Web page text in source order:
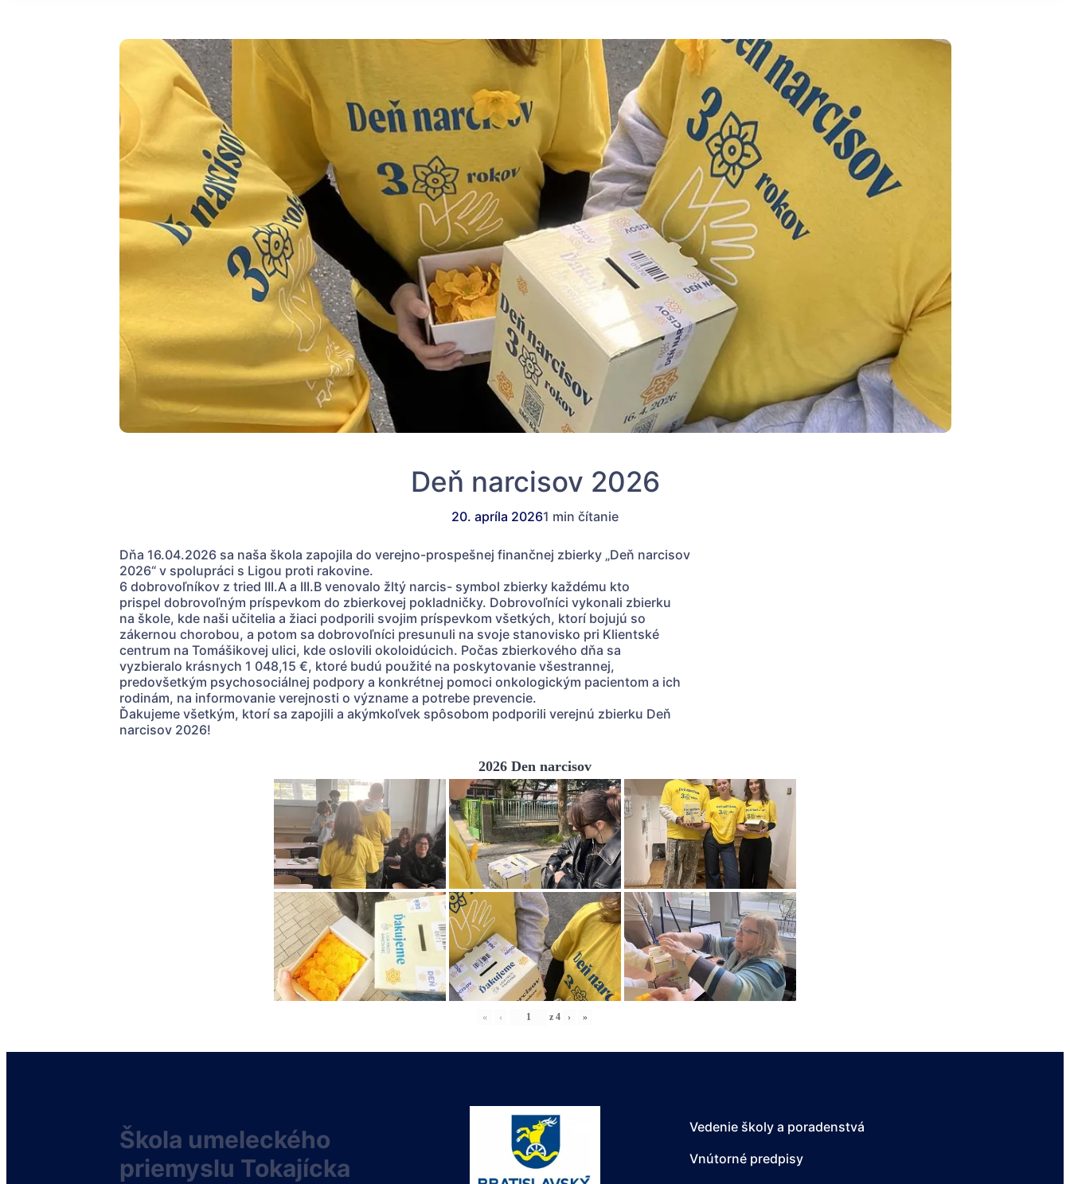
Deň narcisov 2026
20. apríla 20261 min čítanie
Dňa 16.04.2026 sa naša škola zapojila do verejno-prospešnej finančnej zbierky „Deň narcisov
2026“ v spolupráci s Ligou proti rakovine.
6 dobrovoľníkov z tried III.A a III.B venovalo žltý narcis- symbol zbierky každému kto
prispel dobrovoľným príspevkom do zbierkovej pokladničky. Dobrovoľníci vykonali zbierku
na škole, kde naši učitelia a žiaci podporili svojim príspevkom všetkých, ktorí bojujú so
zákernou chorobou, a potom sa dobrovoľníci presunuli na svoje stanovisko pri Klientské
centrum na Tomášikovej ulici, kde oslovili okoloidúcich. Počas zbierkového dňa sa
vyzbieralo krásnych 1 048,15 €, ktoré budú použité na poskytovanie všestrannej,
predovšetkým psychosociálnej podpory a konkrétnej pomoci onkologickým pacientom a ich
rodinám, na informovanie verejnosti o význame a potrebe prevencie.
Ďakujeme všetkým, ktorí sa zapojili a akýmkoľvek spôsobom podporili verejnú zbierku Deň
narcisov 2026!
2026 Den narcisov
« ‹ z 4 › »
Škola umeleckého
priemyslu Tokajícka
Vedenie školy a poradenstvá
Vnútorné predpisy